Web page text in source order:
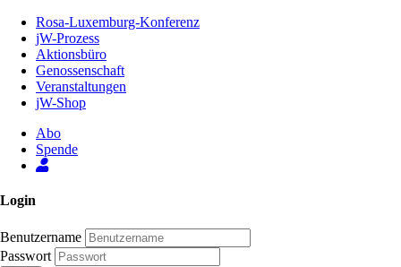
Inhalt
Seite
Rosa-Luxemburg-Konferenz
jW-Prozess
Aktionsbüro
Genossenschaft
Veranstaltungen
jW-Shop
Abo
Spende
Login
Benutzername
Passwort